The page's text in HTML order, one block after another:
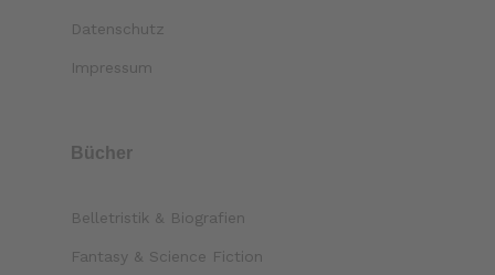
Datenschutz
Impressum
Bücher
Belletristik & Biografien
Fantasy & Science Fiction